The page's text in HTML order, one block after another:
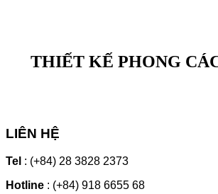
THIẾT KẾ PHONG
LIÊN HỆ
Tel : (+84) 28 3828 2373
Hotline : (+84) 918 6655 68